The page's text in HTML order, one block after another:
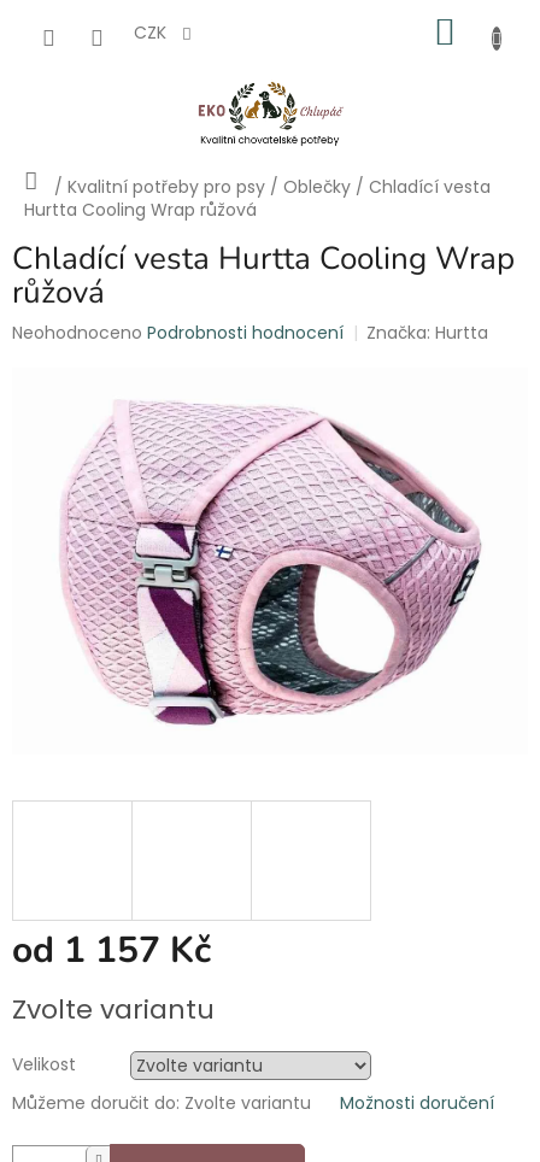
CZK
Domů
/ Kvalitní potřeby pro psy / Oblečky / Chladící vesta
Hurtta Cooling Wrap růžová
Chladící vesta Hurtta Cooling Wrap
růžová
Průměrné
hvězdiček.
Neohodnoceno Podrobnosti hodnocení Značka:Hurtta
od 1 157 Kč
cena:
Zvolte variantu
Velikost
Můžeme doručit do: Zvolte variantu Možnosti doručení